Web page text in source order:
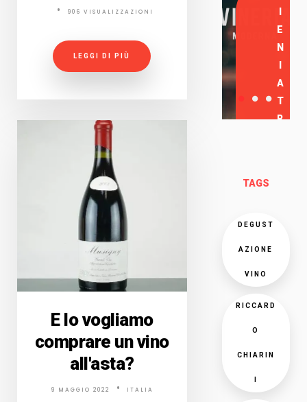
906 VISUALIZZAZIONI
LEGGI DI PIÙ
E lo vogliamo
comprare un vino
all'asta?
9 MAGGIO 2022 ITALIA
E
N
A
T
R
TAGS
DEGUST
AZIONE
VINO
RICCARD
O
CHIARIN